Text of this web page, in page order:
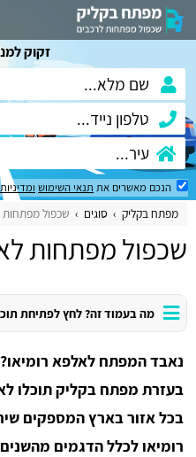
זקוק
הנכם מאשרים את תנאי השימוש
מפתח בקליק סוגים שכפול מפתחות
שכפול מפתחות
מה בעמוד זה? לחץ לפתיחת תוכן
נאבד המפתח לאלפא
בעזרת מפתח בקליק תוכלו
בכל אזור בארץ המספקים
רומיאו לכלל הדגמים